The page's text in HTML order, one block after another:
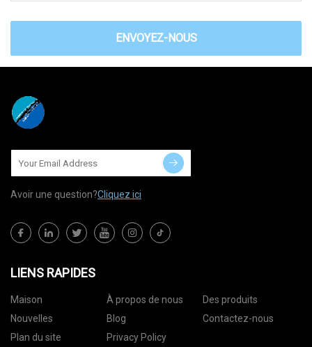
ENVOYEZ-NOUS
Avoir une question?Cliquez ici
LIENS RAPIDES
Maison À propos de nous
Des produits
Nouvelles
Blog
Contactez-nous
Plan du site
Privacy Policy